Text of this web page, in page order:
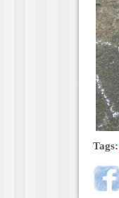
Tags: